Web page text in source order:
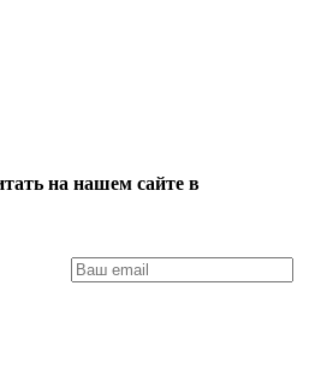
на нашем сайте в